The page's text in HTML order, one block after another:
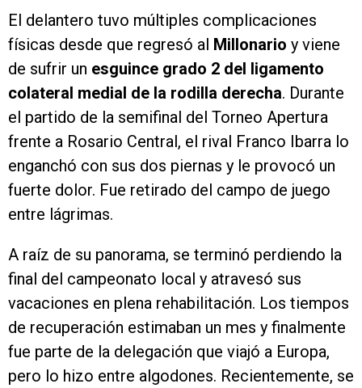
El delantero tuvo múltiples complicaciones
físicas desde que regresó al Millonario y viene
de sufrir un esguince grado 2 del ligamento
colateral medial de la rodilla derecha. Durante
el partido de la semifinal del Torneo Apertura
frente a Rosario Central, el rival Franco Ibarra lo
enganchó con sus dos piernas y le provocó un
fuerte dolor. Fue retirado del campo de juego
entre lágrimas.
A raíz de su panorama, se terminó perdiendo la
final del campeonato local y atravesó sus
vacaciones en plena rehabilitación. Los tiempos
de recuperación estimaban un mes y finalmente
fue parte de la delegación que viajó a Europa,
pero lo hizo entre algodones. Recientemente, se